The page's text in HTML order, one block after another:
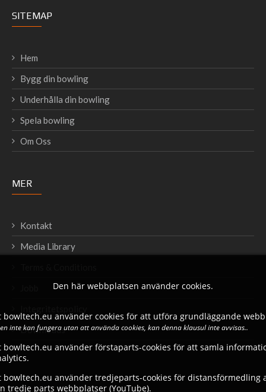
SITEMAP
Hem
Bygg din bowling
Underhålla din bowling
Spela bowling
Om Oss
MER
Kontakt
Media Library
Downloads
Den här webbplatsen använder cookies.
bowltech.eu använder cookies för att utföra grundläggande
inte kan fungera utan att använda cookies, kan denna klausul inte avvisas..
bowltech.eu använder förstaparts-cookies för att samla
bowltech.eu använder tredjeparts-cookies för distansförmedling
tredje parts webbplatser (YouTube).